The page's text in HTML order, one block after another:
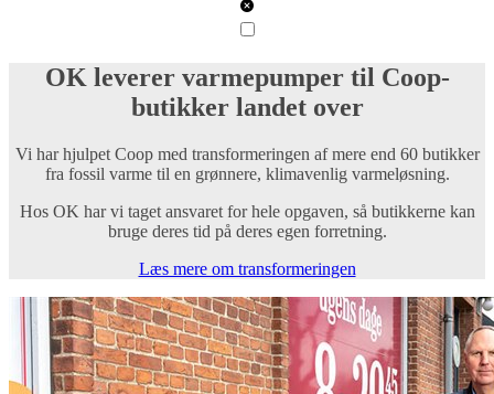
OK leverer varmepumper til Coop-
butikker landet over
Vi har hjulpet Coop med transformeringen af mere end 60 butikker
fra fossil varme til en grønnere, klimavenlig varmeløsning.
Hos OK har vi taget ansvaret for hele opgaven, så butikkerne kan
bruge deres tid på deres egen forretning.
Læs mere om transformeringen